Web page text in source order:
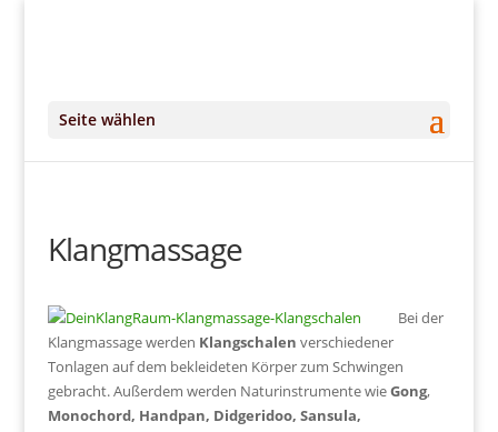
Seite wählen
Klangmassage
Bei der
Klangmassage werden Klangschalen verschiedener
Tonlagen auf dem bekleideten Körper zum Schwingen
gebracht. Außerdem werden Naturinstrumente wieGong,
Monochord, Handpan, Didgeridoo, Sansula,